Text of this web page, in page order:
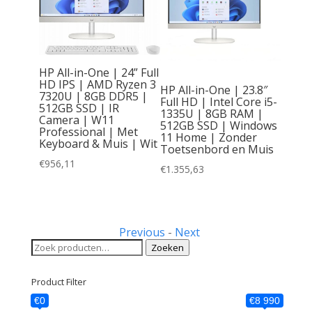
HP All-in-One | 24” Full
HD IPS | AMD Ryzen 3
7320U | 8GB DDR5 |
512GB SSD | IR
Camera | W11
Professional | Met
Keyboard & Muis | Wit
€956,11
HP All-in-One | 23.8″
Full HD | Intel Core i5-
1335U | 8GB RAM |
512GB SSD | Windows
11 Home | Zonder
Toetsenbord en Muis
€1.355,63
Previous - Next
Zoeken
naar:
Zoeken
Product Filter
€0 €8 990